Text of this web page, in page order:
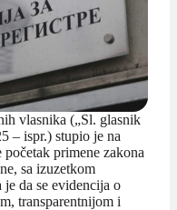
vlasnika („Sl. glasnik
– ispr.) stupio je na
primene zakona
sa izuzetkom
da se evidencija o
transparentnijom i